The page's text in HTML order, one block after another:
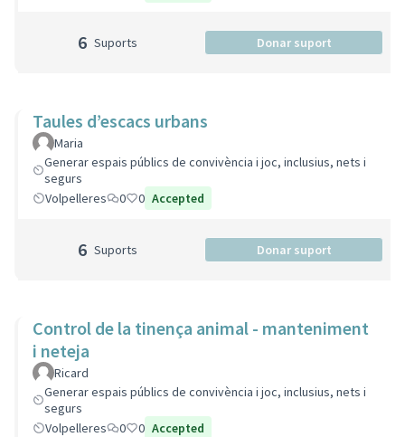
6 Suports Donar suport
Taules d’escacs urbans
Maria
Generar espais públics de convivència i joc, inclusius, nets i
segurs
Volpelleres
0 0 Accepted
6 Suports Donar suport
Control de la tinença animal - manteniment
i neteja
Ricard
Generar espais públics de convivència i joc, inclusius, nets i
segurs
Volpelleres
0 0 Accepted